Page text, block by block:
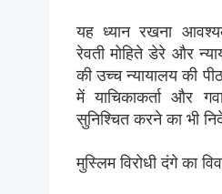
यह ध्यान रखना
रेवती मोहिते डेरे और
की उच्च न्यायालय की
में याचिकाकर्ता और
सुनिश्चित करने का भी
मुस्लिम विरोधी दंगे का